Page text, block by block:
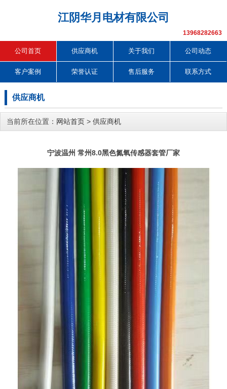
江阴华月电材有限公司
13968282663
公司首页 供应商机 关于我们 公司动态
客户案例 荣誉认证 售后服务 联系方式
供应商机
当前所在位置： 网站首页 > 供应商机
宁波温州 常州8.0黑色氮氧传感器套管厂家